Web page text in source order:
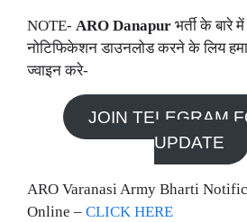
NOTE- ARO Danapur भर्ती के बारे
नोटिफिकेशन डाउनलोड करने के लिय
ज्वाइन करे-
JOIN TELEGRAM
UPDATE
ARO Varanasi Army Bharti
Online – CLICK HERE